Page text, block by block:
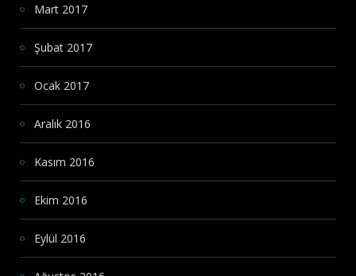
Mart 2017
Şubat 2017
Ocak 2017
Aralık 2016
Kasım 2016
Ekim 2016
Eylül 2016